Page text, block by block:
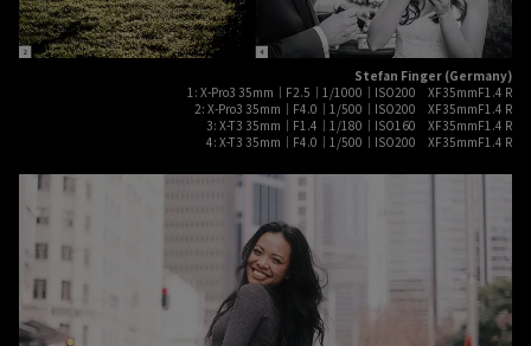
Stefan Finger (Germany)
1: X-Pro3 35mm｜F2.5｜1/1000｜ISO200 XF35mmF1.4 R
2: X-Pro3 35mm｜F4.0｜1/500｜ISO200 XF35mmF1.4 R
3: X-T3 35mm｜F1.4｜1/180｜ISO160 XF35mmF1.4 R
4: X-T3 35mm｜F4.0｜1/500｜ISO200 XF35mmF1.4 R